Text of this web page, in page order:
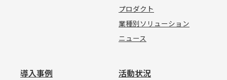
プロダクト
業種別ソリューション
ニュース
導入事例 活動状況